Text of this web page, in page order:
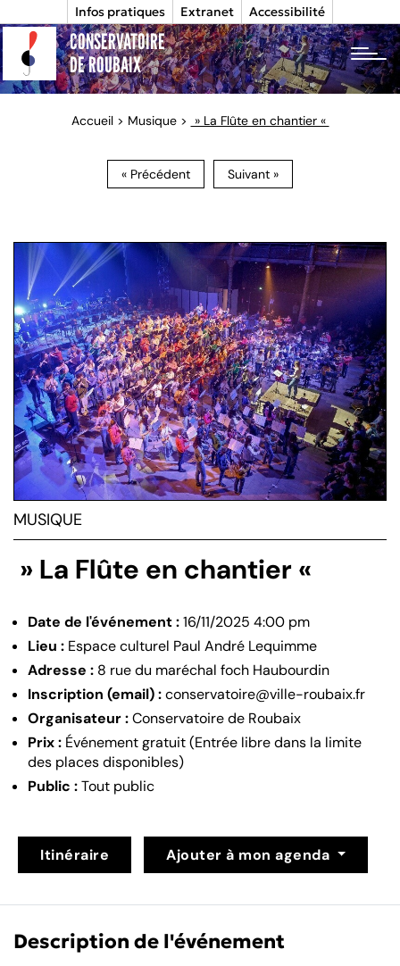
Infos pratiques Extranet Accessibilité
CONSERVATOIRE
DE ROUBAIX
Accueil> Musique> » La Flûte en chantier «
« Précédent Suivant »
MUSIQUE
» La Flûte en chantier «
Date de l'événement :16/11/2025 4:00 pm
Lieu : Espace culturel Paul André Lequimme
Adresse : 8 rue du maréchal foch Haubourdin
Inscription (email) :conservatoire@ville-roubaix.fr
Organisateur :Conservatoire de Roubaix
Prix : Événement gratuit (Entrée libre dans la limite
des places disponibles)
Public :Tout public
Itinéraire Ajouter à mon agenda
Description de l'événement